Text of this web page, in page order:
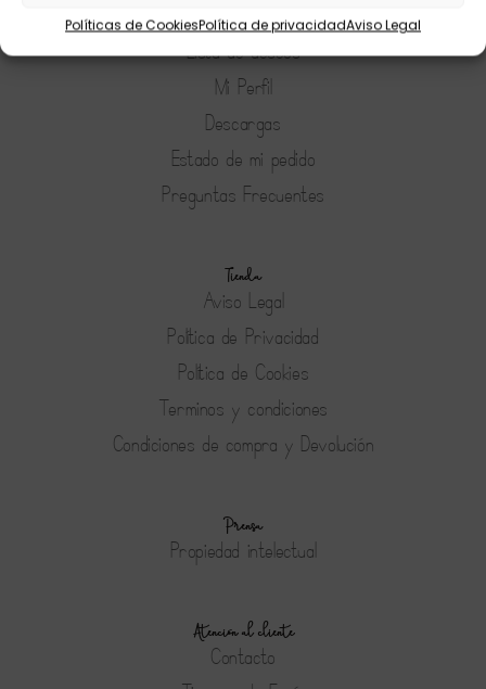
Políticas de CookiesPolítica de privacidadAviso Legal
Mi Cuenta
Lista de deseos
Mi Perfil
Descargas
Estado de mi pedido
Preguntas Frecuentes
Tienda
Aviso Legal
Política de Privacidad
Política de Cookies
Terminos y condiciones
Condiciones de compra y Devolución
Prensa
Propiedad intelectual
Atención al cliente
Contacto